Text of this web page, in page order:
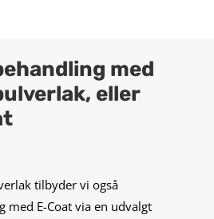
med
eller
tilbyder vi også
med E-Coat via en udvalgt